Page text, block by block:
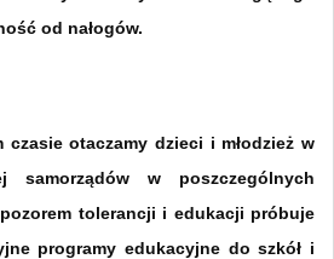
od nałogów.
otaczamy dzieci i młodzież w
samorządów w poszczególnych
tolerancji i edukacji próbuje
programy edukacyjne do szkół i